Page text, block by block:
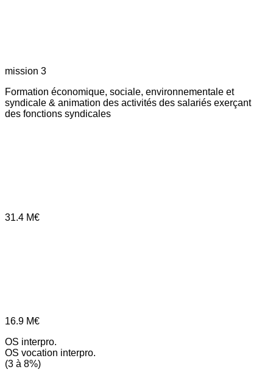
mission 3
Formation économique, sociale, environnementale et
syndicale & animation des activités des salariés exerçant
des fonctions syndicales
31.4 M€
16.9 M€
OS interpro.
OS vocation interpro.
(3 à 8%)